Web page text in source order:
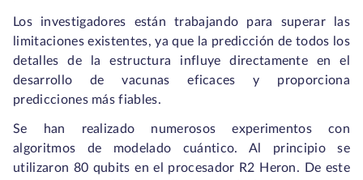
Los investigadores están trabajando para superar las
limitaciones existentes, ya que la predicción de todos los
detalles de la estructura influye directamente en el
desarrollo de vacunas eficaces y proporciona
predicciones más fiables.
Se han realizado numerosos experimentos con
algoritmos de modelado cuántico. Al principio se
utilizaron 80 qubits en el procesador R2 Heron. De este